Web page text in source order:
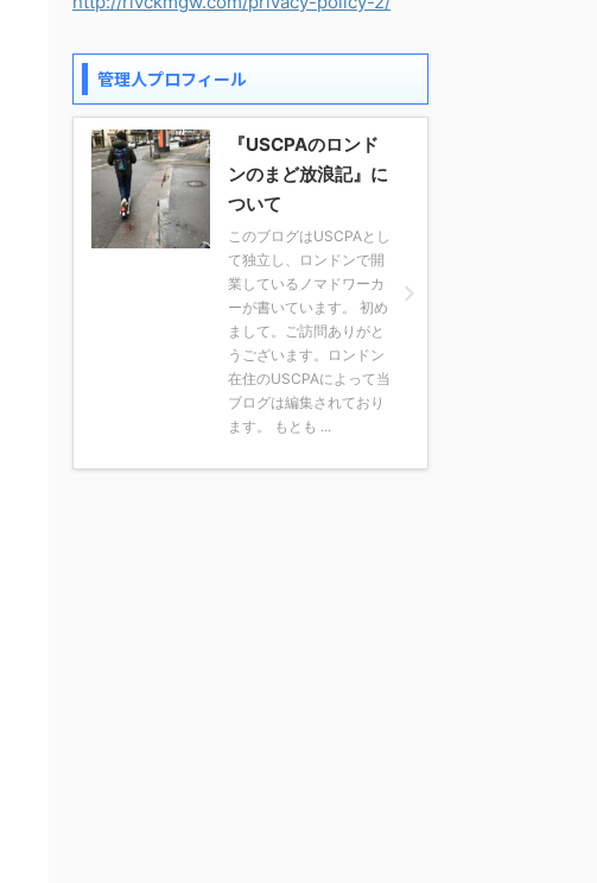
管理人プロフィール
『USCPAのロンド
ンのまど放浪記』に
ついて
このブログはUSCPAとし
て独立し、ロンドンで開
業しているノマドワーカ
ーが書いています。 初め
まして。ご訪問ありがと
うございます。ロンドン
在住のUSCPAによって当
ブログは編集されており
ます。 もとも ...